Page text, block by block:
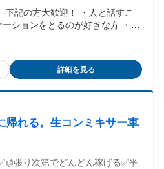
時間を超えた勤務時間について
車場は設けておりませんので、
して、駐車料金等は個人負担と
下記の方大歓迎！ ・人と話すこ
ションをとるのが好きな方 ・英
全くなくても、 やる気次第で店
格したスタッフ多数！ 人と話す
とるのが好きな方、 お客様の
詳細を見る
帰れる。生コンミキサー車
頑張り次第でどんどん稼げる✅平